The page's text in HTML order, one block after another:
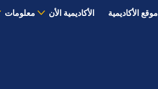
موقع الأكاديمية الأكاديمية الأن معلومات